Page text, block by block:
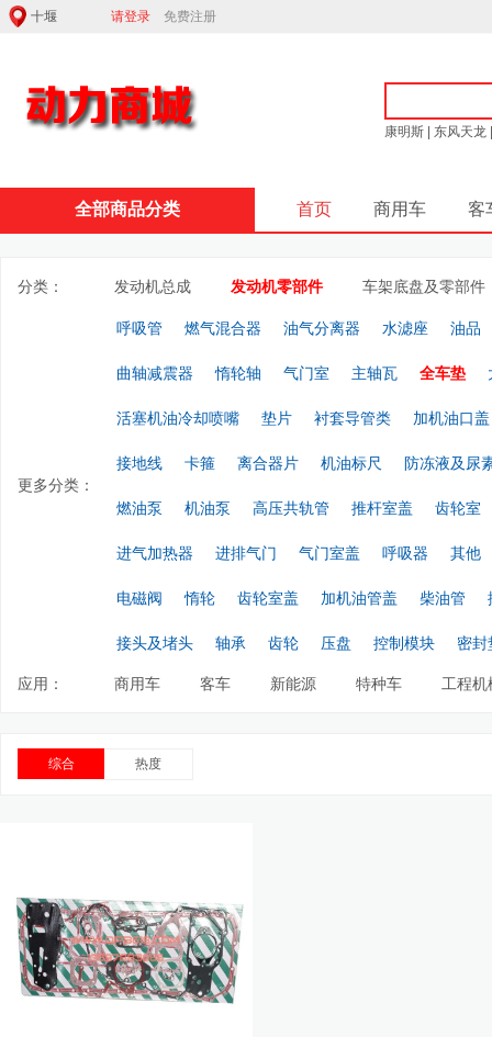
请登录 免费注册
康明斯 东风天龙
全部商品分类 首页 商用车 客
分类： 发动机总成 发动机零部件 车架底盘及零部件
更多分类：
呼吸管 燃气混合器 油气分离器 水滤座 油品
曲轴减震器 惰轮轴 气门室 主轴瓦 全车垫
活塞机油冷却喷嘴 垫片 衬套导管类 加机油口盖
接地线 卡箍 离合器片 机油标尺 防冻液及尿
燃油泵 机油泵 高压共轨管 推杆室盖 齿轮室
进气加热器 进排气门 气门室盖 呼吸器 其他
电磁阀 惰轮 齿轮室盖 加机油管盖 柴油管
接头及堵头 轴承 齿轮 压盘 控制模块 密封
应用： 商用车 客车 新能源 特种车 工程机
综合 热度